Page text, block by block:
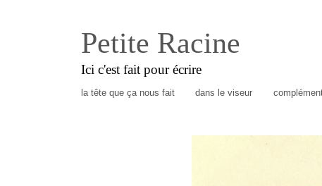
Petite Racine
Ici c'est fait pour écrire
la tête que ça nous fait dans le viseur